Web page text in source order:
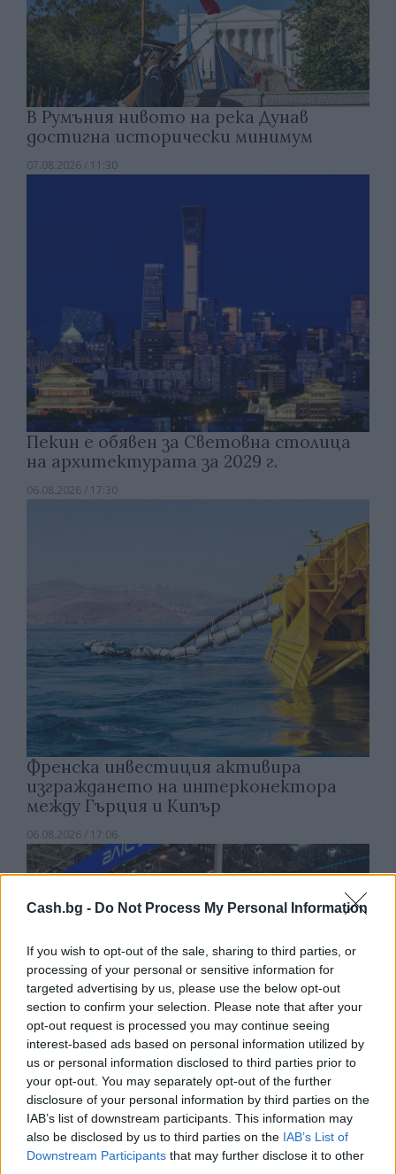
Cash.bg - Do Not Process My Personal Information
If you wish to opt-out of the sale, sharing to third parties, or
processing of your personal or sensitive information for
targeted advertising by us, please use the below opt-out
section to confirm your selection. Please note that after your
opt-out request is processed you may continue seeing
interest-based ads based on personal information utilized by
us or personal information disclosed to third parties prior to
your opt-out. You may separately opt-out of the further
disclosure of your personal information by third parties on the
IAB’s list of downstream participants. This information may
also be disclosed by us to third parties on the IAB’s List of
Downstream Participants that may further disclose it to other
В Румъния нивото на река Дунав
достигна исторически минимум
07.08.2026 / 11:30
Пекин е обявен за Световна столица
на архитектурата за 2029 г.
06.08.2026 / 17:30
Френска инвестиция активира
изграждането на интерконектора
между Гърция и Кипър
06.08.2026 / 17:06
Износът на електромобили от Китай
е нараснал със 120%
06.08.2026 / 16:30